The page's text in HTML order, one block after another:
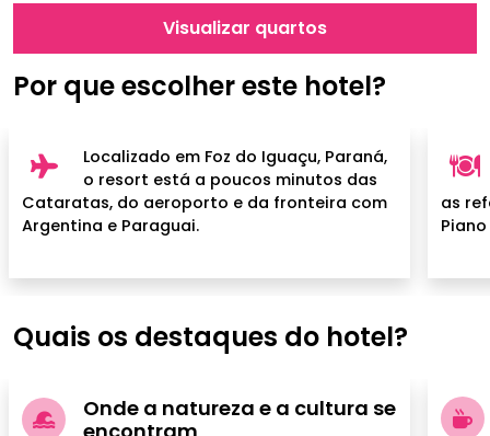
Por que escolher este hotel?
Localizado em Foz do Iguaçu, Paraná,
o resort está a poucos minutos das
Cataratas, do aeroporto e da fronteira com
Argentina e Paraguai.
as
Visualizar quartos
Quais os destaques do hotel?
Onde a natureza e a cultura se